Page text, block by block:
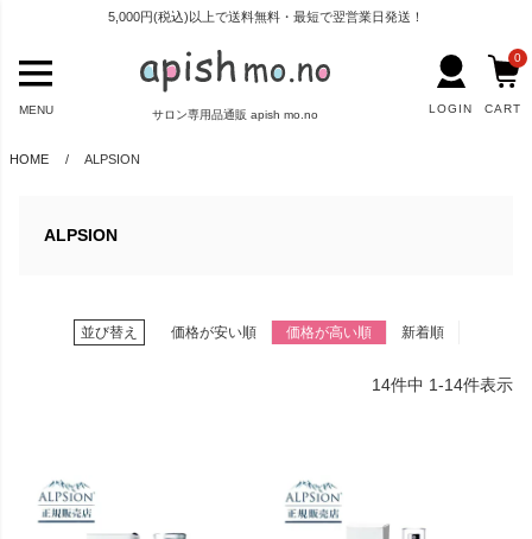
5,000円(税込)以上で送料無料・最短で翌営業日発送！
サロン専用品通販 apish mo.no
MENU LOGIN CART
0
HOME ALPSION
ALPSION
並び替え 価格が安い順 価格が高い順 新着順
14件中 1-14件表示